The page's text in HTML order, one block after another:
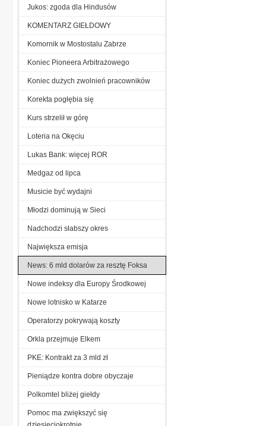
Jukos: zgoda dla Hindusów
KOMENTARZ GIEŁDOWY
Komornik w Mostostalu Zabrze
Koniec Pioneera Arbitrażowego
Koniec dużych zwolnień pracowników
Korekta pogłębia się
Kurs strzelił w górę
Loteria na Okęciu
Lukas Bank: więcej ROR
Medgaz od lipca
Musicie być wydajni
Młodzi dominują w Sieci
Nadchodzi słabszy okres
Największa emisja
News: 6 mld dolarów za resztę Foksa
Nowe indeksy dla Europy Środkowej
Nowe lotnisko w Katarze
Operatorzy pokrywają koszty
Orkla przejmuje Elkem
PKE: Kontrakt za 3 mld zł
Pieniądze kontra dobre obyczaje
Polkomtel bliżej giełdy
Pomoc ma zwiększyć się